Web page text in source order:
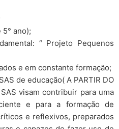
ano);
“ Projeto Pequenos
e em constante formação;
de educação( A PARTIR DO
visam contribuir para uma
e para a formação de
e reflexivos, preparados